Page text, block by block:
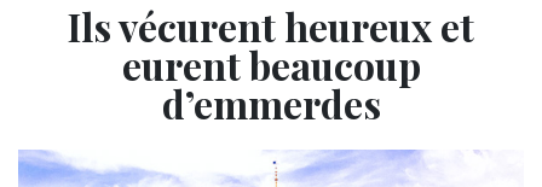
Ils vécurent heureux et
eurent beaucoup
d’emmerdes